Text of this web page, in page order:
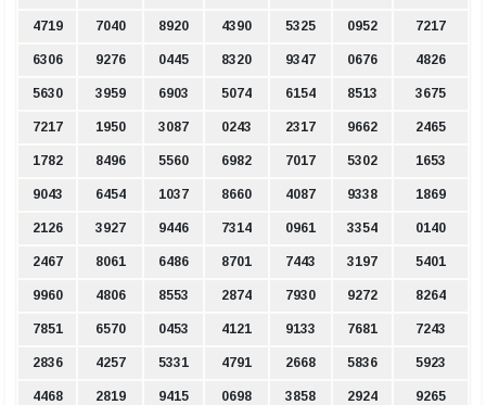
4719 7040 8920 4390 5325 0952 7217
6306 9276 0445 8320 9347 0676 4826
5630 3959 6903 5074 6154 8513 3675
7217 1950 3087 0243 2317 9662 2465
1782 8496 5560 6982 7017 5302 1653
9043 6454 1037 8660 4087 9338 1869
2126 3927 9446 7314 0961 3354 0140
2467 8061 6486 8701 7443 3197 5401
9960 4806 8553 2874 7930 9272 8264
7851 6570 0453 4121 9133 7681 7243
2836 4257 5331 4791 2668 5836 5923
4468 2819 9415 0698 3858 2924 9265